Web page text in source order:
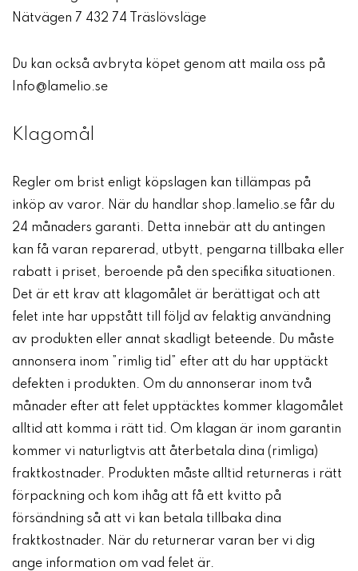
Nätvägen 7 432 74 Träslövsläge
Du kan också avbryta köpet genom att maila oss på
Info@lamelio.se
Klagomål
Regler om brist enligt köpslagen kan tillämpas på
inköp av varor. När du handlar shop.lamelio.se får du
24 månaders garanti. Detta innebär att du antingen
kan få varan reparerad, utbytt, pengarna tillbaka eller
rabatt i priset, beroende på den specifika situationen.
Det är ett krav att klagomålet är berättigat och att
felet inte har uppstått till följd av felaktig användning
av produkten eller annat skadligt beteende. Du måste
annonsera inom ”rimlig tid” efter att du har upptäckt
defekten i produkten. Om du annonserar inom två
månader efter att felet upptäcktes kommer klagomålet
alltid att komma i rätt tid. Om klagan är inom garantin
kommer vi naturligtvis att återbetala dina (rimliga)
fraktkostnader. Produkten måste alltid returneras i rätt
förpackning och kom ihåg att få ett kvitto på
försändning så att vi kan betala tillbaka dina
fraktkostnader. När du returnerar varan ber vi dig
ange information om vad felet är.